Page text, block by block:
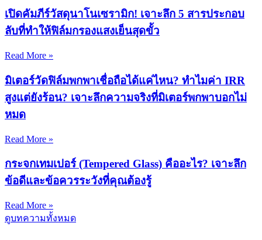
เปิดคัมภีร์วัสดุนาโนเซรามิก! เจาะลึก 5 สารประกอบ
ลับที่ทำให้ฟิล์มกรองแสงเย็นสุดขั้ว
Read More »
มิเตอร์วัดฟิล์มพกพาเชื่อถือได้แค่ไหน? ทำไมค่า IRR
สูงแต่ยังร้อน? เจาะลึกความจริงที่มิเตอร์พกพาบอกไม่
หมด
Read More »
กระจกเทมเปอร์ (Tempered Glass) คืออะไร? เจาะลึก
ข้อดีและข้อควรระวังที่คุณต้องรู้
Read More »
ดูบทความทั้งหมด